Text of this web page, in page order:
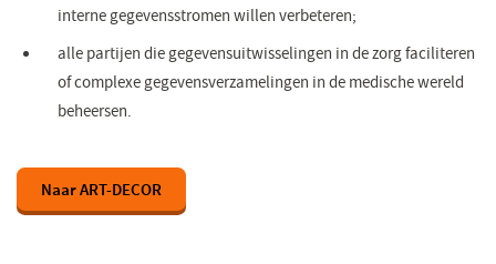
interne gegevensstromen willen verbeteren;
alle partijen die gegevensuitwisselingen in de zorg faciliteren
of complexe gegevensverzamelingen in de medische wereld
beheersen.
Naar ART-DECOR(opent
in